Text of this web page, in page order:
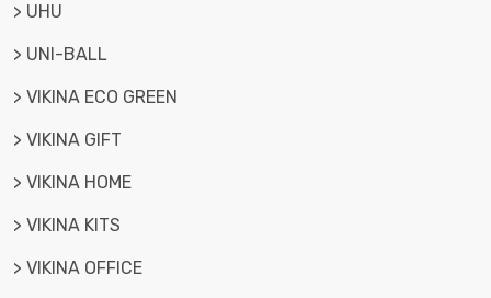
> UHU
> UNI-BALL
> VIKINA ECO GREEN
> VIKINA GIFT
> VIKINA HOME
> VIKINA KITS
> VIKINA OFFICE